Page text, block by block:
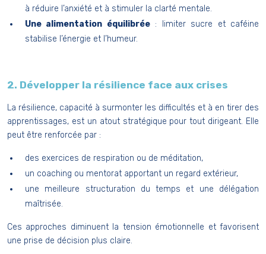
à réduire l’anxiété et à stimuler la clarté mentale.
Une alimentation équilibrée: limiter sucre et caféine
stabilise l’énergie et l’humeur.
2. Développer la résilience face aux crises
La résilience, capacité à surmonter les difficultés et à en tirer des
apprentissages, est un atout stratégique pour tout dirigeant. Elle
peut être renforcée par :
des exercices de respiration ou de méditation,
un coaching ou mentorat apportant un regard extérieur,
une meilleure structuration du temps et une délégation
maîtrisée.
Ces approches diminuent la tension émotionnelle et favorisent
une prise de décision plus claire.